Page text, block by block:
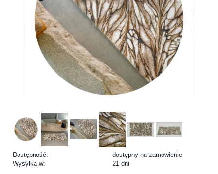
Dostępność:
dostępny na zamówienie
Wysyłka w:
21 dni